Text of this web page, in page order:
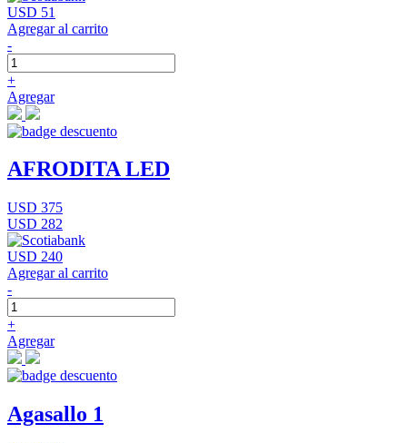
USD 51
Agregar al carrito
-
+
Agregar
AFRODITA LED
USD 375
USD 282
USD 240
Agregar al carrito
-
+
Agregar
Agasallo 1